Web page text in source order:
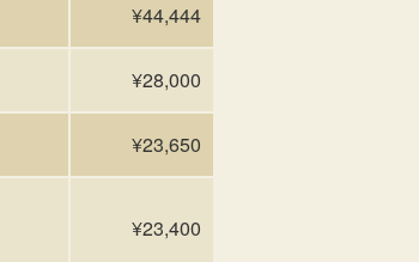
¥44,444
¥28,000
¥23,650
¥23,400